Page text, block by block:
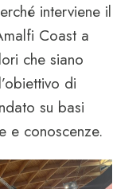
interviene il
Coast a
che siano
di
su basi
e conoscenze.